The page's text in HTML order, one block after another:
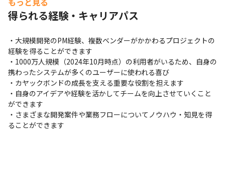
得られる経験・キャリアパス
・大規模開発のPM経験、複数ベンダーがかかわるプロジェクトの
経験を得ることができます
・1000万人規模（2024年10月時点）の利用者がいるため、自身の
携わったシステムが多くのユーザーに使われる喜び
・カヤックボンドの成長を支える重要な役割を担えます
・自身のアイデアや経験を活かしてチームを向上させていくこと
ができます
・さまざまな開発案件や業務フローについてノウハウ・知見を得
ることができます